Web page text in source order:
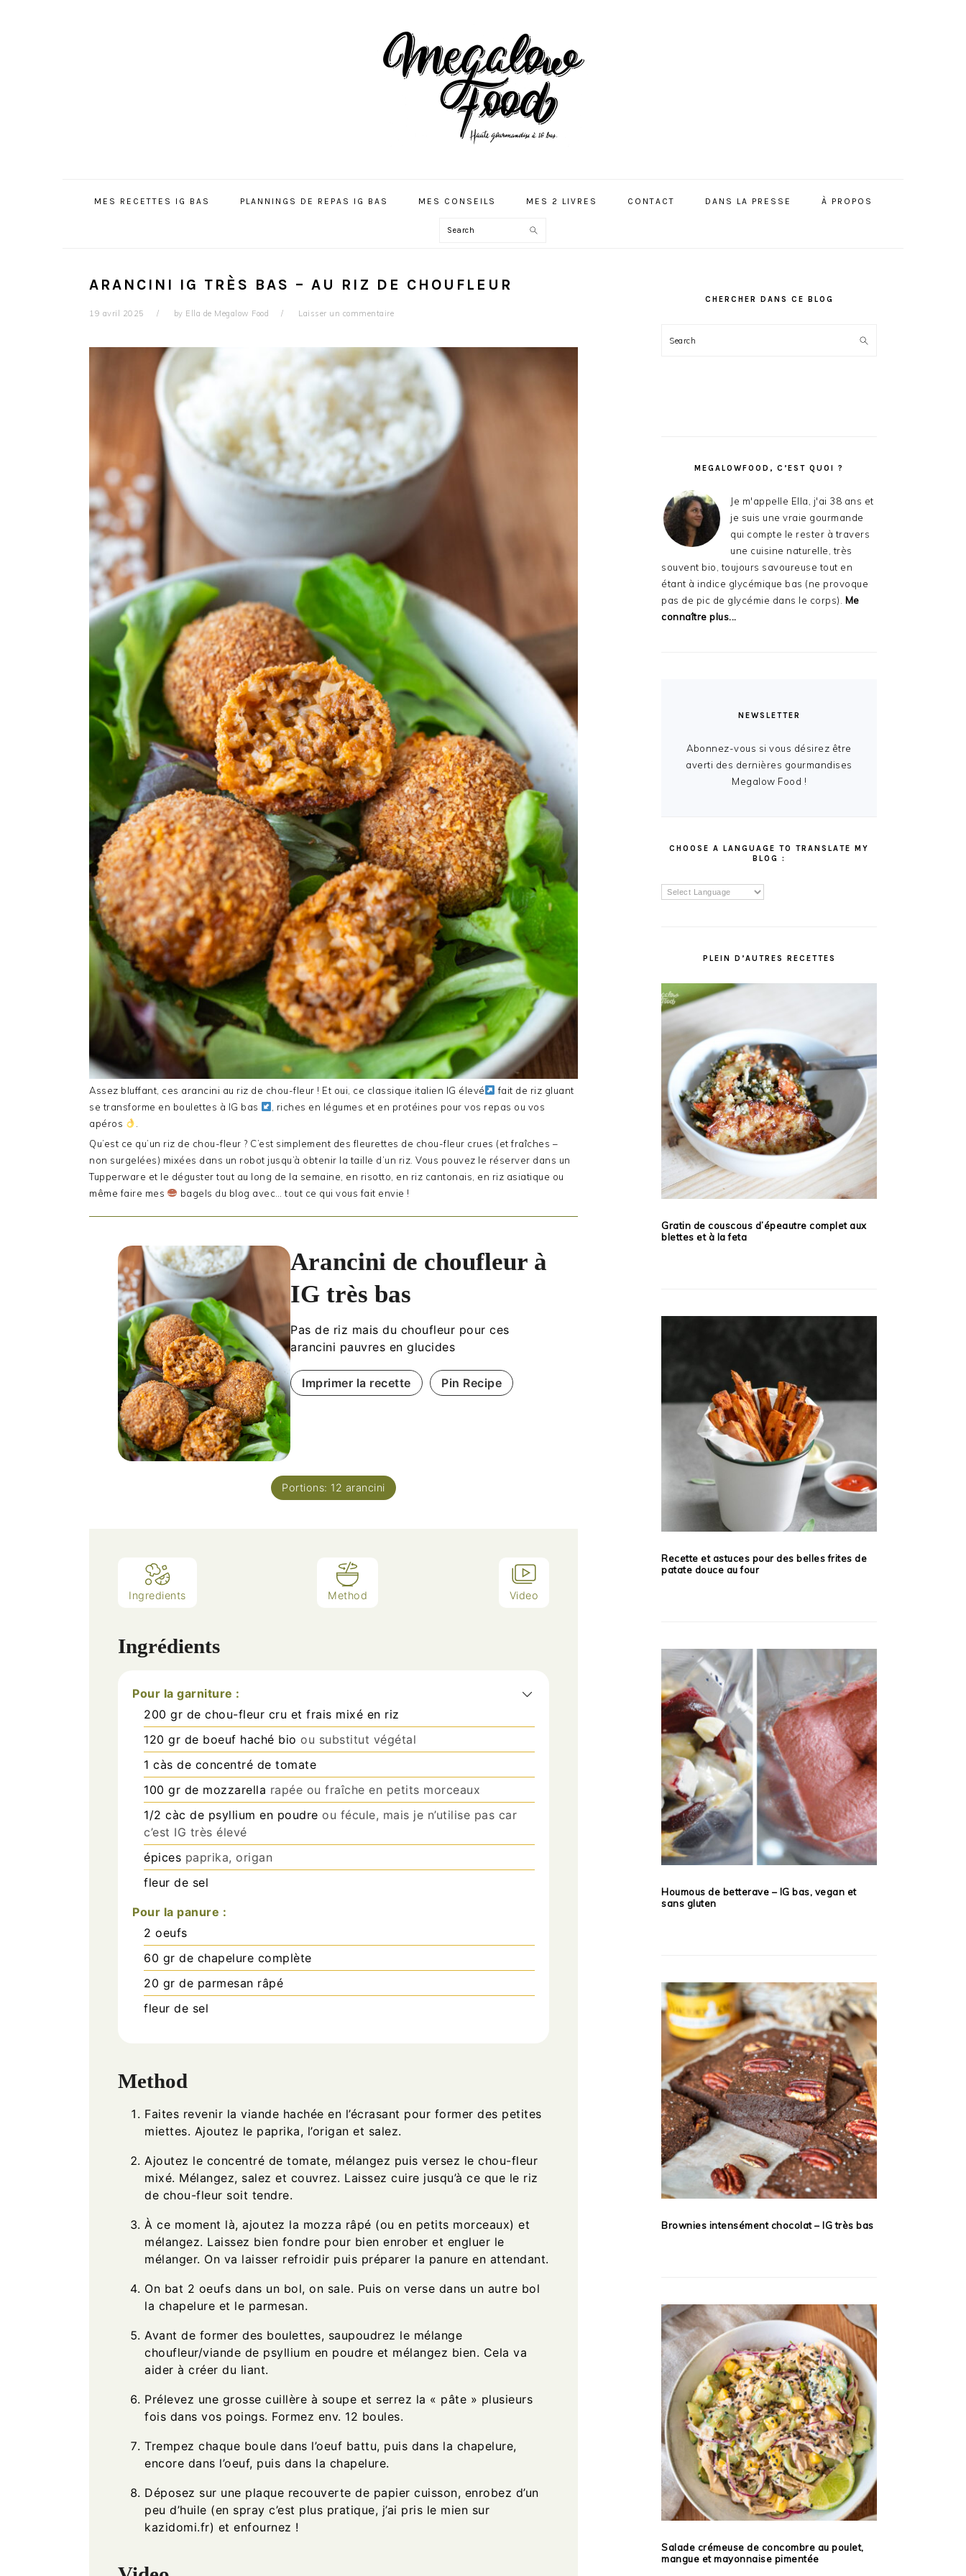
MES RECETTES IG BAS PLANNINGS DE REPAS IG BAS MES CONSEILS MES 2 LIVRES CONTACT DANS LA PRESSE À PROPOS
Search
ARANCINI IG TRÈS BAS – AU RIZ DE CHOUFLEUR
19 avril 2025 by Ella de Megalow Food Laisser un commentaire
Assez bluffant, ces arancini au riz de chou-fleur ! Et oui, ce classique italien IG élevé
fait de riz gluant
se transforme en boulettes à IG bas
, riches en légumes et en protéines pour vos repas ou vos
apéros
Qu’est ce qu’un riz de chou-fleur ? C’est simplement des fleurettes de chou-fleur crues (et fraîches –
non surgelées) mixées dans un robot jusqu’à obtenir la taille d’un riz. Vous pouvez le réserver dans un
Tupperware et le déguster tout au long de la semaine, en risotto, en riz cantonais, en riz asiatique ou
même faire mes
bagels du blog avec… tout ce qui vous fait envie !
Arancini de choufleur à
IG très bas
Pas de riz mais du choufleur pour ces
arancini pauvres en glucides
Imprimer la recette Pin Recipe
Portions: 12 arancini
Ingredients Method Video
Ingrédients
Pour la garniture :
200 gr de chou-fleur cru et frais mixé en riz
120 gr de boeuf haché bio ou substitut végétal
1 càs de concentré de tomate
100 gr de mozzarella rapée ou fraîche en petits morceaux
1/2 càc de psyllium en poudre ou fécule, mais je n’utilise pas car
c’est IG très élevé
épices paprika, origan
fleur de sel
Pour la panure :
2 oeufs
60 gr de chapelure complète
20 gr de parmesan râpé
fleur de sel
Method
Faites revenir la viande hachée en l’écrasant pour former des petites
miettes. Ajoutez le paprika, l’origan et salez.
Ajoutez le concentré de tomate, mélangez puis versez le chou-fleur
mixé. Mélangez, salez et couvrez. Laissez cuire jusqu’à ce que le riz
de chou-fleur soit tendre.
À ce moment là, ajoutez la mozza râpé (ou en petits morceaux) et
mélangez. Laissez bien fondre pour bien enrober et engluer le
mélanger. On va laisser refroidir puis préparer la panure en attendant.
On bat 2 oeufs dans un bol, on sale. Puis on verse dans un autre bol
la chapelure et le parmesan.
Avant de former des boulettes, saupoudrez le mélange
choufleur/viande de psyllium en poudre et mélangez bien. Cela va
aider à créer du liant.
Prélevez une grosse cuillère à soupe et serrez la « pâte » plusieurs
fois dans vos poings. Formez env. 12 boules.
Trempez chaque boule dans l’oeuf battu, puis dans la chapelure,
encore dans l’oeuf, puis dans la chapelure.
Déposez sur une plaque recouverte de papier cuisson, enrobez d’un
peu d’huile (en spray c’est plus pratique, j’ai pris le mien sur
kazidomi.fr) et enfournez !
LATÉRALECHERCHER DANS CE BLOG
Search
MEGALOWFOOD, C’EST QUOI ?
Je m'appelle Ella, j'ai 38 ans et
je suis une vraie gourmande
qui compte le rester à travers
une cuisine naturelle, très
souvent bio, toujours savoureuse tout en
étant à indice glycémique bas (ne provoque
pas de pic de glycémie dans le corps). Me
connaître plus...
NEWSLETTER
Abonnez-vous si vous désirez être
averti des dernières gourmandises
Megalow Food !
CHOOSE A LANGUAGE TO TRANSLATE MY
BLOG :
PLEIN D’AUTRES RECETTES
Gratin de couscous d’épeautre complet aux
blettes et à la feta
Recette et astuces pour des belles frites de
patate douce au four
Houmous de betterave – IG bas, vegan et
sans gluten
Brownies intensément chocolat – IG très bas
Salade crémeuse de concombre au poulet,
mangue et mayonnaise pimentée